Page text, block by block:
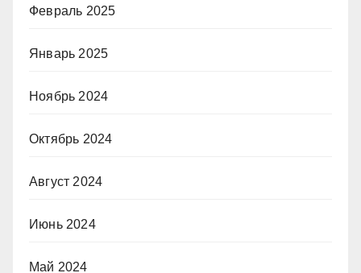
Февраль 2025
Январь 2025
Ноябрь 2024
Октябрь 2024
Август 2024
Июнь 2024
Май 2024